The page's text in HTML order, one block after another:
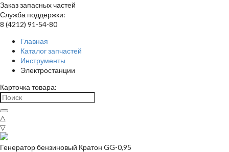
Заказ запасных частей
Служба поддержки:
8 (4212) 91-54-80
Главная
Каталог запчастей
Инструменты
Электростанции
Карточка товара:
△
▽
Генератор бензиновый Кратон GG-0,95